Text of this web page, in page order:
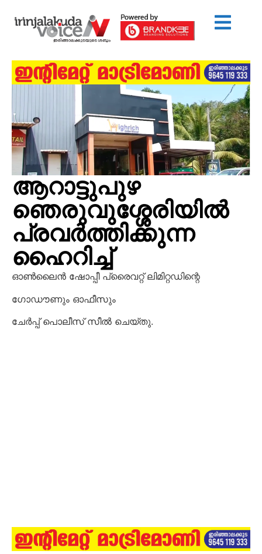
ആറാട്ടുപുഴ
ഞെരുവുശ്ശേരിയിൽ
പ്രവർത്തിക്കുന്ന
ഹൈറിച്ച്
ഓൺലൈൻ ഷോപ്പീ പ്രൈവറ്റ് ലിമിറ്റഡിന്റെ
ഗോഡൗണും ഓഫീസും
ചേർപ്പ് പൊലീസ് സീൽ ചെയ്തു.